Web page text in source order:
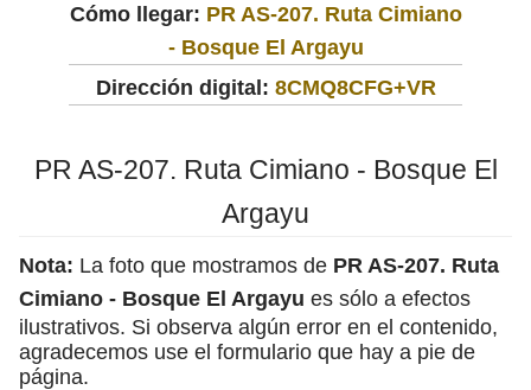
Cómo llegar: PR AS-207. Ruta Cimiano
- Bosque El Argayu
Dirección digital: 8CMQ8CFG+VR
PR AS-207. Ruta Cimiano - Bosque El
Argayu
Nota: La foto que mostramos de PR AS-207. Ruta
Cimiano - Bosque El Argayu es sólo a efectos
ilustrativos. Si observa algún error en el contenido,
agradecemos use el formulario que hay a pie de
página.